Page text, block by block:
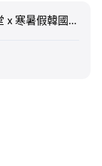
寒暑假韓國遊學